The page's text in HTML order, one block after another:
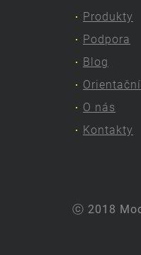
Produkty
Podpora
Blog
O nás
Kontakty
ⓒ 2018